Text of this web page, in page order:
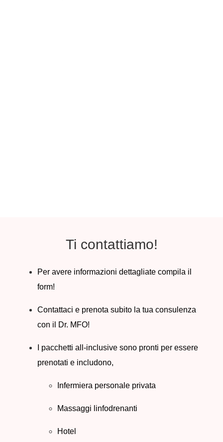
Ti contattiamo!
Per avere informazioni dettagliate compila il
form!
Contattaci e prenota subito la tua consulenza
con il Dr. MFO!
I pacchetti all-inclusive sono pronti per essere
prenotati e includono,
Infermiera personale privata
Massaggi linfodrenanti
Hotel